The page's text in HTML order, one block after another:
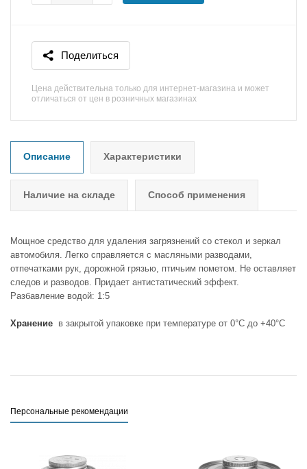
Поделиться
Цена действительна только для интернет-магазина и может
отличаться от цен в розничных магазинах
Описание Характеристики
Наличие на складе Способ применения
Мощное средство для удаления загрязнений со стекол и зеркал
автомобиля. Легко справляется с масляными разводами,
отпечатками рук, дорожной грязью, птичьим пометом. Не оставляет
следов и разводов. Придает антистатический эффект.
Разбавление водой: 1:5
Хранение в закрытой упаковке при температуре от 0°С до +40°С
Персональные рекомендации